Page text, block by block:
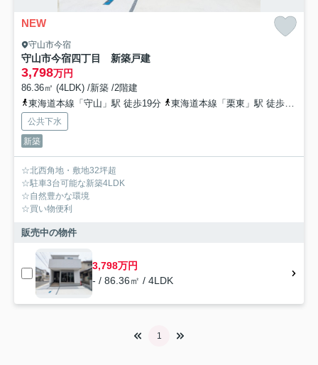
NEW
守山市今宿
守山市今宿四丁目 新築戸建
3,798万円
86.36㎡ (4LDK) /新築 /2階建
東海道本線「守山」駅 徒歩19分
東海道本線「栗東」駅 徒歩35分
公共下水
新築
☆北西角地・敷地32坪超
☆駐車3台可能な新築4LDK
☆自然豊かな環境
☆買い物便利
販売中の物件
3,798万円
- / 86.36㎡ / 4LDK
1